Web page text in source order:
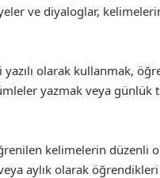
ve diyaloglar,
olarak kullanmak,
yazmak veya günlük
kelimelerin düzenli
veya aylık olarak